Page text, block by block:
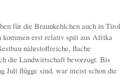
für die Braunkehlchen auch in Tirol
erst relativ spät aus Afrika
nährstoffreiche, flache
die Landwirtschaft bevorzugt. Bis
Juli flügge sind, war meist schon die